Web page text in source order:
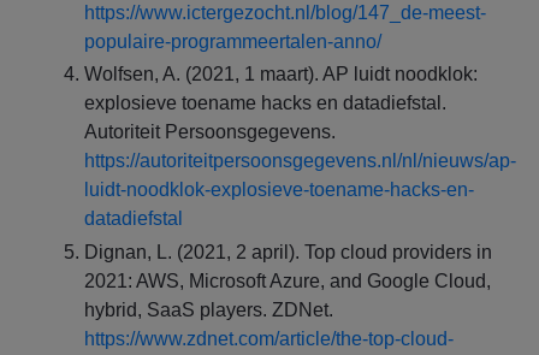
https://www.ictergezocht.nl/blog/147_de-meest-
populaire-programmeertalen-anno/
Wolfsen, A. (2021, 1 maart). AP luidt noodklok:
explosieve toename hacks en datadiefstal.
Autoriteit Persoonsgegevens.
https://autoriteitpersoonsgegevens.nl/nl/nieuws/ap-
luidt-noodklok-explosieve-toename-hacks-en-
datadiefstal
Dignan, L. (2021, 2 april). Top cloud providers in
2021: AWS, Microsoft Azure, and Google Cloud,
hybrid, SaaS players. ZDNet.
https://www.zdnet.com/article/the-top-cloud-